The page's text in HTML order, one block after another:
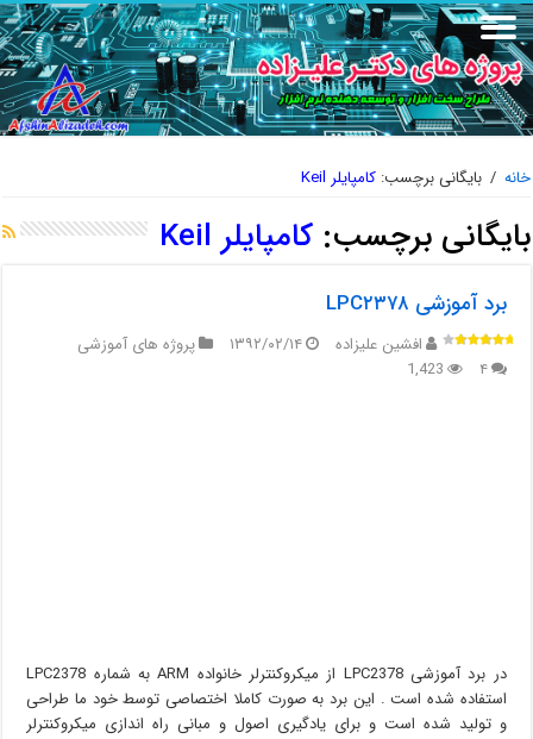
خانه / بایگانی برچسب:کامپایلر Keil
بایگانی برچسب:کامپایلر Keil
برد آموزشی LPC۲۳۷۸
افشین علیزاده ۱۳۹۲/۰۲/۱۴
پروژه های آموزشی
۴
1,423
در برد آموزشی LPC2378 از میکروکنترلر خانواده ARM به شماره LPC2378
استفاده شده است . این برد به صورت کاملا اختصاصی توسط خود ما طراحی
و تولید شده است و برای یادگیری اصول و مبانی راه اندازی میکروکنترلر